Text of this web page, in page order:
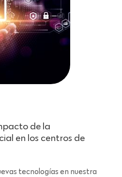
de la
en los centros de
tecnologías en nuestra